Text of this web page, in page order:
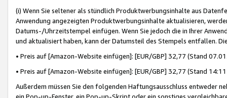
(i) Wenn Sie seltener als stündlich Produktwerbungsinhalte aus
Anwendung angezeigten Produktwerbungsinhalte aktualisieren,
Datums-/Uhrzeitstempel einfügen. Wenn Sie jedoch die in Ihrer
und aktualisiert haben, kann der Datumsteil des Stempels entfallen.
• Preis auf [Amazon-Website einfügen]: [EUR/GBP] 32,77 (Stand
• Preis auf [Amazon-Website einfügen]: [EUR/GBP] 32,77 (Stand
Außerdem müssen Sie den folgenden Haftungsausschluss entweder
ein Pop-up-Fenster, ein Pop-up-Skript oder ein sonstiges